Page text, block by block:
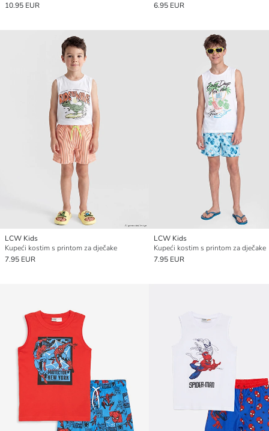
10.95 EUR
6.95 EUR
LCW Kids
Kupeći kostim s printom za dječake
7.95 EUR
LCW Kids
Kupeći kostim s printom za dječake
7.95 EUR